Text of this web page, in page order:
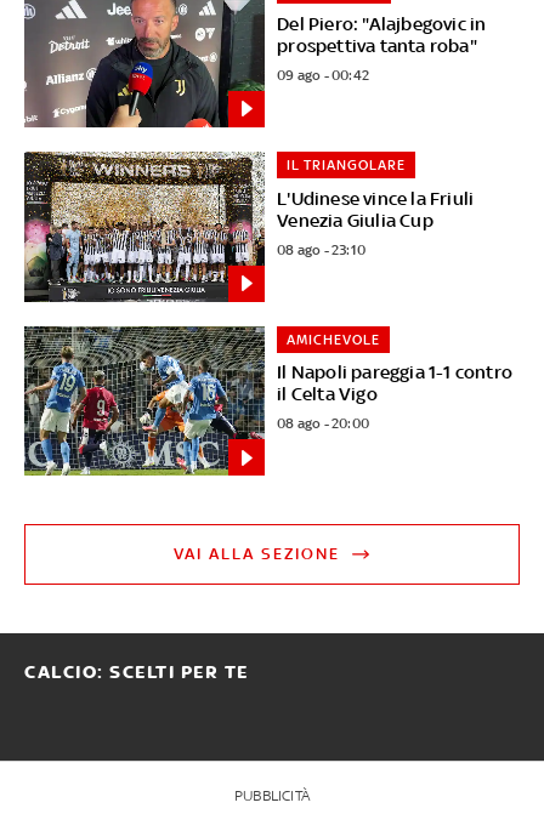
Del Piero: "Alajbegovic in
prospettiva tanta roba"
09 ago - 00:42
L'Udinese vince la Friuli
Venezia Giulia Cup
IL TRIANGOLARE
08 ago - 23:10
Il Napoli pareggia 1-1 contro
il Celta Vigo
AMICHEVOLE
08 ago - 20:00
VAI ALLA SEZIONE
CALCIO: SCELTI PER TE
PUBBLICITÀ